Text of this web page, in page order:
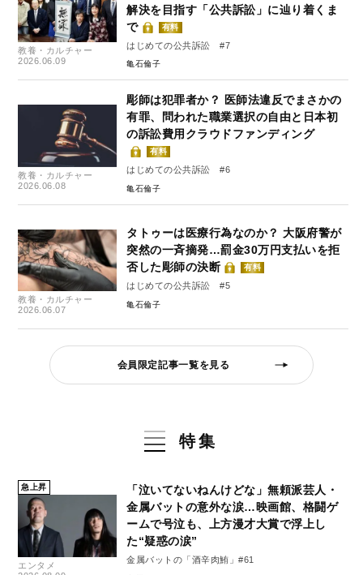
教養・カルチャー
2026.06.09
解決を目指す「公共訴訟」に辿り着くま
で
有料
はじめての公共訴訟 #7
亀石倫子
教養・カルチャー
2026.06.08
彫師は犯罪者か？ 医師法違反でまさかの
有罪、問われた職業選択の自由と日本初
の訴訟費用クラウドファンディング
有料
はじめての公共訴訟 #6
亀石倫子
教養・カルチャー
2026.06.07
タトゥーは医療行為なのか？ 大阪府警が
突然の一斉摘発…罰金30万円支払いを拒
否した彫師の決断
有料
はじめての公共訴訟 #5
亀石倫子
会員限定記事一覧を見る
特集
急上昇
エンタメ
「泣いてないねんけどな」無頼派芸人・
金属バットの意外な涙…映画館、格闘ゲ
ームで号泣も、上方漫才大賞で浮上し
た“疑惑の涙”
金属バットの「酒辛肉鮪」#61